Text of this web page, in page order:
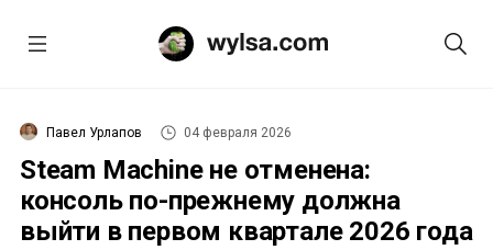
Павел Урлапов 04 февраля 2026
Steam Machine не отменена:
консоль по-прежнему должна
выйти в первом квартале 2026 года